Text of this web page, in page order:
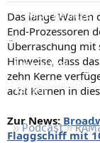
Neue Beiträge
Neueste
Leserartikel
Regeln
Podcast
Das lange Warten
End-Prozessoren
Überraschung mit
Hinweise, dass
zehn Kerne
acht Kernen in
Zur News:
Flaggschiff mit